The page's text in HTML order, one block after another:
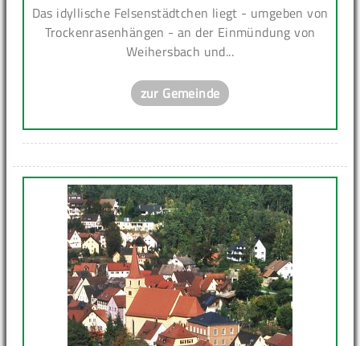
Das idyllische Felsenstädtchen liegt - umgeben von
Trockenrasenhängen - an der Einmündung von
Weihersbach und...
zur Gemeinde